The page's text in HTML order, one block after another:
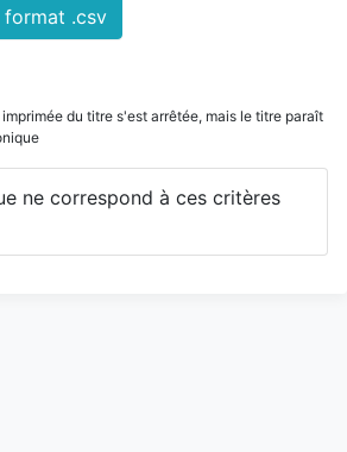
.csv
du titre s'est arrêtée, mais le titre paraît
ne correspond à ces critères